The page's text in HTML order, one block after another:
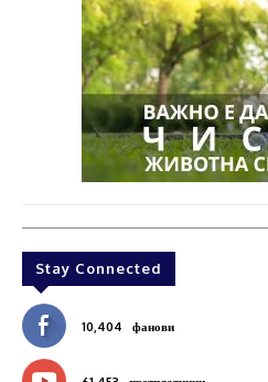
Stay Connected
10,404 фанови